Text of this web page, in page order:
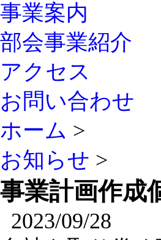
事業案内
部会事業紹介
アクセス
お問い合わせ
ホーム >
お知らせ >
事業計画作成
2023/09/28